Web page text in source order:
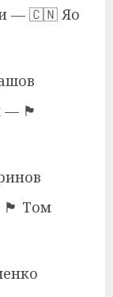
— 🇨🇳 Яо
— 🏴󠁧󠁢󠁷󠁬󠁳󠁿
🏴󠁧󠁢󠁥󠁮󠁧󠁿 Том